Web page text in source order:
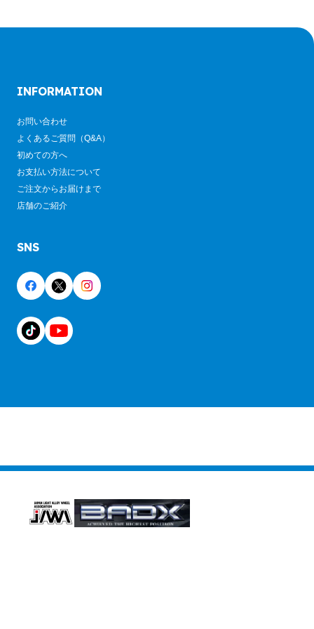
INFORMATION
お問い合わせ
よくあるご質問（Q&A）
初めての方へ
お支払い方法について
ご注文からお届けまで
店舗のご紹介
SNS